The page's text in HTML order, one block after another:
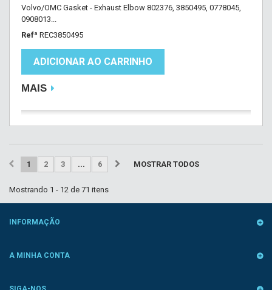
Volvo/OMC Gasket - Exhaust Elbow 802376, 3850495, 0778045,
0908013...
Refª REC3850495
ADICIONAR AO CARRINHO
MAIS
MOSTRAR TODOS
1 2 3 ... 6
Mostrando 1 - 12 de 71 itens
INFORMAÇÃO
A MINHA CONTA